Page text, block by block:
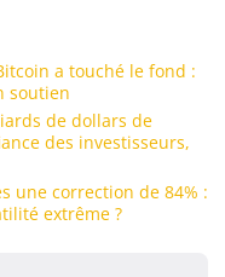
a touché le fond :
soutien
de dollars de
des investisseurs,
une correction de 84% :
extrême ?